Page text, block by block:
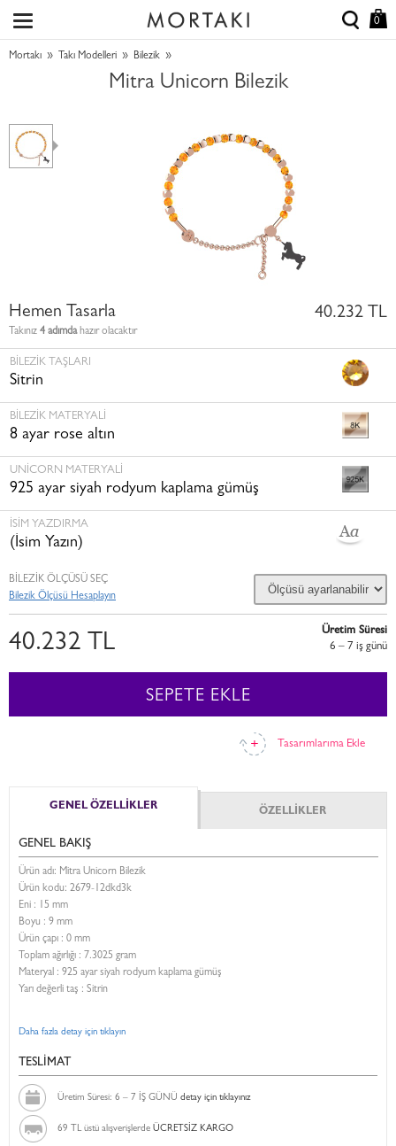
0
Mortakı » Takı Modelleri » Bilezik »
Mitra Unicorn Bilezik
Hemen Tasarla
Takınız 4 adımdahazır olacaktır
40.232 TL
BILEZIK TAŞLARI
Sitrin
BILEZIK MATERYALI
8 ayar rose altın
UNICORN MATERYALI
925 ayar siyah rodyum kaplama gümüş
İSİM YAZDIRMA
(İsim Yazın)
Tasarımlarıma Ekle
BİLEZİK ÖLÇÜSÜ SEÇ
Bilezik Ölçüsü Hesaplayın
40.232 TL
Üretim Süresi
6 – 7 i̇ş günü
SEPETE EKLE
GENEL ÖZELLİKLER ÖZELLİKLER
GENEL BAKIŞ
Ürün adı: Mitra Unicorn Bilezik
Ürün kodu: 2679-12dkd3k
Eni : 15 mm
Boyu : 9 mm
Ürün çapı : 0 mm
Toplam ağırlığı : 7.3025 gram
Materyal : 925 ayar siyah rodyum kaplama gümüş
Yarı değerli taş : Sitrin
Daha fazla detay için tıklayın
TESLİMAT
Üretim Süresi: 6 – 7 İŞ GÜNÜ detay için tıklayınız
69 TL üstü alışverişlerde ÜCRETSİZ KARGO